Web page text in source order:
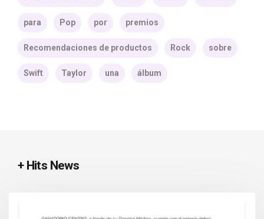
para Pop por premios
Recomendaciones de productos Rock sobre
Swift Taylor una álbum
+ Hits News